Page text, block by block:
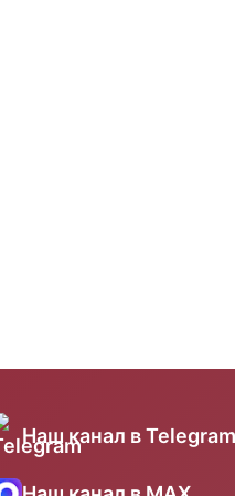
Наш канал в Telegram